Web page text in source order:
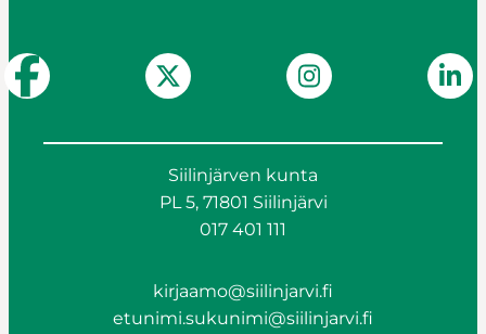
Siilinjärven kunta
PL 5, 71801 Siilinjärvi
017 401 111
kirjaamo@siilinjarvi.fi
etunimi.sukunimi@siilinjarvi.fi